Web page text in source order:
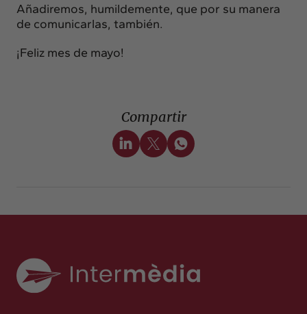
Añadiremos, humildemente, que por su manera
de comunicarlas, también.
¡Feliz mes de mayo!
Compartir